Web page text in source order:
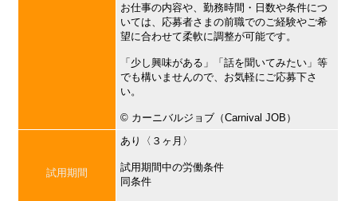
お仕事の内容や、勤務時間・日数や条件につ
いては、応募者さまの前職でのご経験やご希
望に合わせて柔軟に調整が可能です。
「少し興味がある」「話を聞いてみたい」等
でも構いませんので、お気軽にご応募下さ
い。
©︎ カーニバルジョブ（Carnival JOB）
試用期間
あり〈３ヶ月〉
試用期間中の労働条件
同条件